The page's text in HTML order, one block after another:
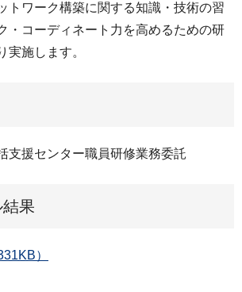
トワーク構築に関する知識・技術の習
・コーディネート力を高めるための研
実施します。
支援センター職員研修業務委託
果
）